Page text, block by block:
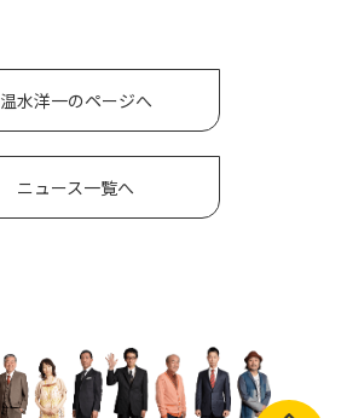
温水洋一のページへ
ニュース一覧へ